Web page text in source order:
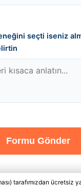
seçti iseniz
Formu Gönder
tarafımızdan ücretsiz